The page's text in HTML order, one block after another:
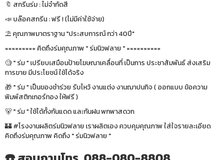
🔖 สกรีนร่ม : ไม่จำกัดสี
📣 บล๊อคสกรีน : ฟรี ! (ไม่มีค่าใช้จ่าย)
⛱ คุณภาพมาตราฐาน "ประสบการณ์ กว่า 40ปี"
========= คิดถึงร่มคุณภาพ " ร่มนิวฟลาย " ==========
🧐 " ร่ม " เปรียบเสมือนป้ายโฆษณาเคลื่อนที่ เป็นการ ประชาสัมพันธ์ ส่งเสริม
การขาย มีประโยชน์ ใช้ได้จริง
🎁 " ร่ม " เป็นของชำร่วย รับไหว้ งานแต่ง งานฌาปนกิจ ( ออกแบบ ข้อความ
พิมพ์สติกเกอร์ทอง ให้ฟรี )
🐻 " ร่ม " ใช้ได้ทั้งกันแดด และกันฝน พกพาสดวก
🏰 #โรงงานผลิตร่มนิวฟลาย เราผลิตเอง ควบคุมคุณภาพ ใส่ใจรายละเอียด
คิดถึงร่มคุณภาพ คิดถึง " ร่มนิวฟลาย "